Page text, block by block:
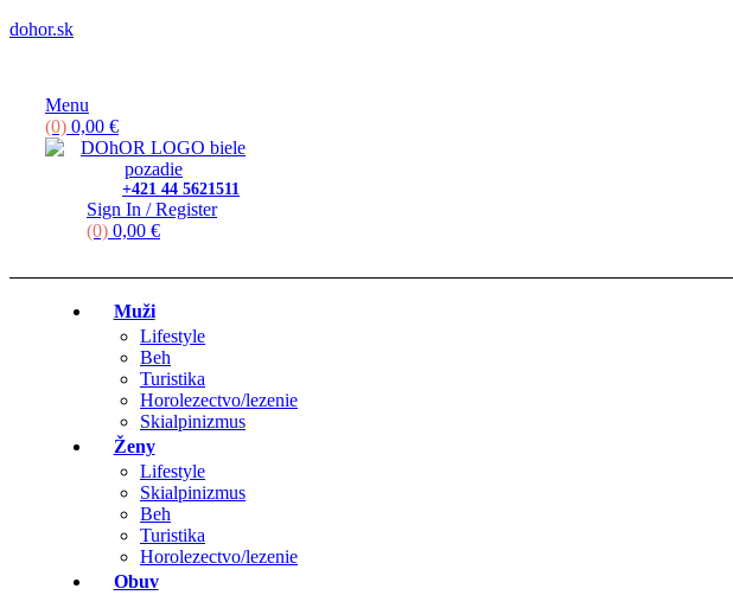
dohor.sk
Menu
(0) 0,00 €
+421 44 5621511
Sign In / Register
(0) 0,00 €
Muži
Lifestyle
Beh
Turistika
Horolezectvo/lezenie
Skialpinizmus
Ženy
Lifestyle
Skialpinizmus
Beh
Turistika
Horolezectvo/lezenie
Obuv